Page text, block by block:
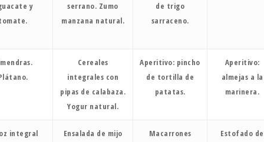
y
serrano. Zumo
manzana natural.
de trigo
sarraceno.
Cereales
integrales con
pipas de calabaza.
Yogur natural.
Aperitivo: pincho
de tortilla de
patatas.
Aperitivo:
almejas a la
marinera.
integral
Ensalada de mijo
Macarrones
Estofado de